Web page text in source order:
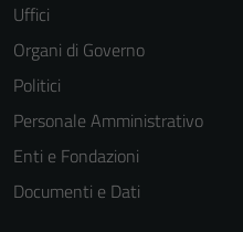
Uffici
Organi di Governo
Politici
Personale Amministrativo
Enti e Fondazioni
Documenti e Dati